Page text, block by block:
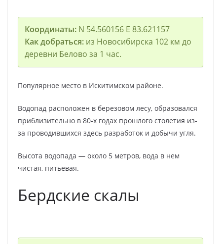
Координаты:N 54.560156 E 83.621157
Как добраться:из Новосибирска 102 км до
деревни Белово за 1 час.
Популярное место в Искитимском районе.
Водопад расположен в березовом лесу, образовался
приблизительно в 80-х годах прошлого столетия из-
за проводившихся здесь разработок и добычи угля.
Высота водопада — около 5 метров, вода в нем
чистая, питьевая.
Бердские скалы